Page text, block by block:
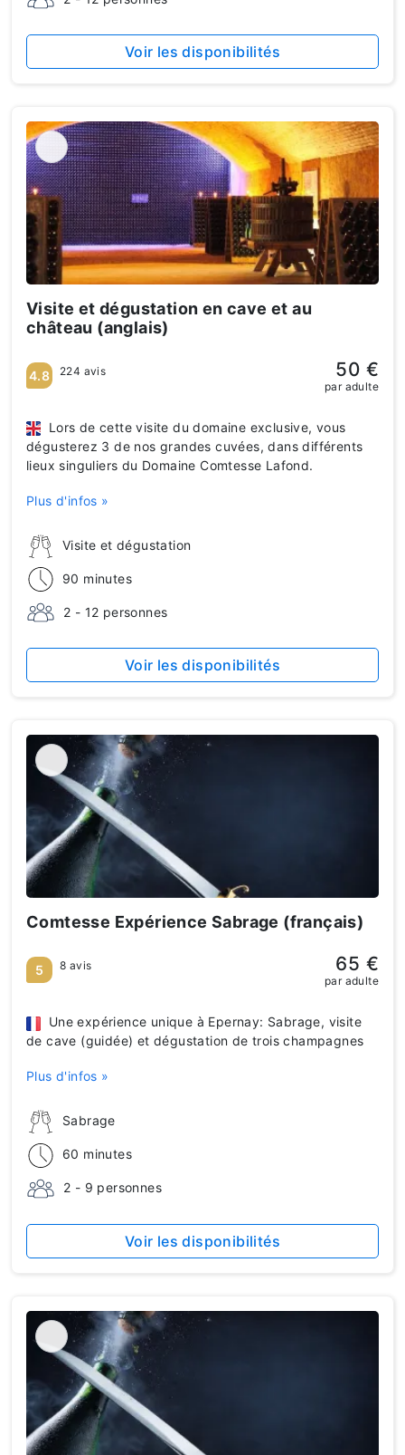
Voir les disponibilités
Visite et dégustation en cave et au
château (anglais)
Visite et dégustation
90 minutes
2 - 12 personnes
Lors de cette visite du domaine exclusive, vous
dégusterez 3 de nos grandes cuvées, dans différents
lieux singuliers du Domaine Comtesse Lafond.
Plus d'infos »
4.8 224 avis 50 €
par adulte
Voir les disponibilités
Comtesse Expérience Sabrage (français)
Sabrage
60 minutes
2 - 9 personnes
Une expérience unique à Epernay: Sabrage, visite
de cave (guidée) et dégustation de trois champagnes
Plus d'infos »
5 8 avis 65 €
par adulte
Voir les disponibilités